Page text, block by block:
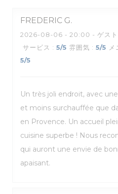
FREDERIC G
2026-08-06 - 20:00 - ゲス
サービス : 5/5 雰囲気 : 5/5
5/5
Un très joli endroit, avec
et moins surchauffée que
en Provence. Un accueil
cuisine superbe ! Nous
qui auront une envie de
apaisant.